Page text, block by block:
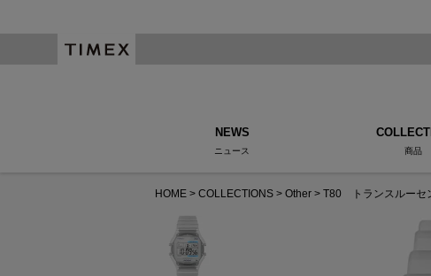
NEWS
ニュース 商品
HOME COLLECTIONS Other T80 トランスルーセ